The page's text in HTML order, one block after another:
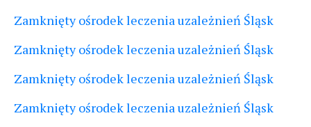
Zamknięty ośrodek leczenia uzależnień Śląsk
Zamknięty ośrodek leczenia uzależnień Śląsk
Zamknięty ośrodek leczenia uzależnień Śląsk
Zamknięty ośrodek leczenia uzależnień Śląsk